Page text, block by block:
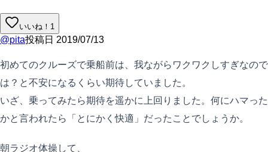
いいね！ 1
@pita投稿日 2019/07/13
初めてのクルーズで乗船前は、我ながらワクワクしすぎなので
は？と不安になるくらい期待していました。
いざ、乗ってみたら期待を遥かに上回りました。何にハマった
かと言われたら「とにかく快適」だったことでしょうか。
朝ラジオ体操して、